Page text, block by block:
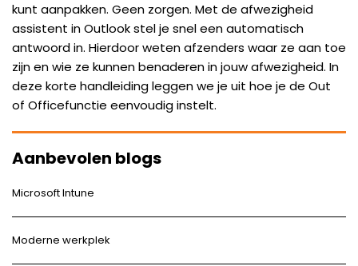
kunt aanpakken. Geen zorgen. Met de afwezigheid
assistent in Outlook stel je snel een automatisch
antwoord in. Hierdoor weten afzenders waar ze aan toe
zijn en wie ze kunnen benaderen in jouw afwezigheid. In
deze korte handleiding leggen we je uit hoe je de Out
of Officefunctie eenvoudig instelt.
Aanbevolen blogs
Microsoft Intune
Moderne werkplek